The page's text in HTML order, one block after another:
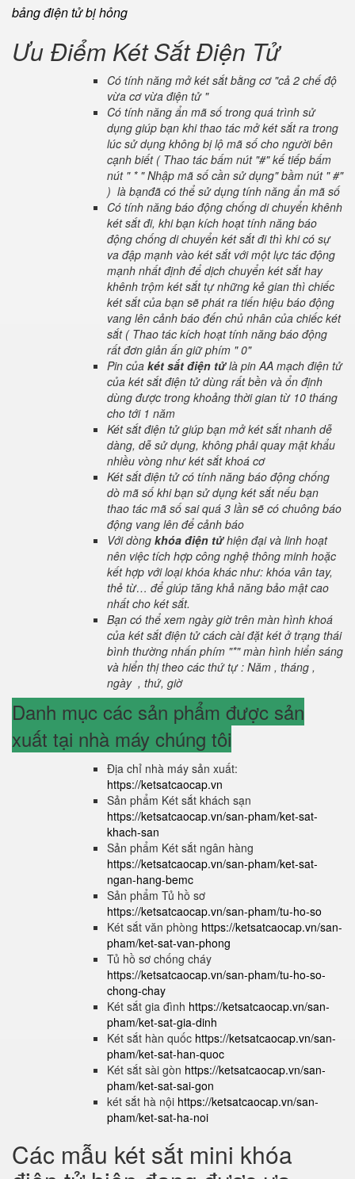
bảng điện tử bị hỏng
Ưu Điểm Két Sắt Điện Tử
Có tính năng mở két sắt bằng cơ "cả 2 chế độ
vừa cơ vừa điện tử "
Có tính năng ẩn mã số trong quá trình sử
dụng giúp bạn khi thao tác mở két sắt ra trong
lúc sử dụng không bị lộ mã số cho người bên
cạnh biết ( Thao tác bấm nút "#" kế tiếp bấm
nút " * " Nhập mã số cần sử dụng" bầm nút " #"
) là bạnđã có thể sử dụng tính năng ẩn mã số
Có tính năng báo động chống di chuyển khênh
két sắt đi, khi bạn kích hoạt tính năng báo
động chống di chuyển két sắt đi thì khi có sự
va đập mạnh vào két sắt với một lực tác động
mạnh nhất định để dịch chuyển két sắt hay
khênh trộm két sắt tự những kẻ gian thì chiếc
két sắt của bạn sẽ phát ra tiến hiệu báo động
vang lên cảnh báo đến chủ nhân của chiếc két
sắt ( Thao tác kích hoạt tính năng báo động
rất đơn giản ấn giữ phím " 0"
Pin của két sắt điện tửlà pin AA mạch điện tử
của két sắt điện tử dùng rất bền và ổn định
dùng được trong khoảng thời gian từ 10 tháng
cho tới 1 năm
Két sắt điện tử giúp bạn mở két sắt nhanh dễ
dàng, dễ sử dụng, không phải quay mật khẩu
nhiều vòng như két sắt khoá cơ
Két sắt điện tử có tính năng báo động chống
dò mã số khi bạn sử dụng két sắt nếu bạn
thao tác mã số sai quá 3 lần sẽ có chuông báo
động vang lên để cảnh báo
Với dòng khóa điện tửhiện đại và linh hoạt
nên việc tích hợp công nghệ thông minh hoặc
kết hợp với loại khóa khác như: khóa vân tay,
thẻ từ… để giúp tăng khả năng bảo mật cao
nhất cho két sắt.
Bạn có thể xem ngày giờ trên màn hình khoá
của két sắt điện tử cách cài đặt két ở trạng thái
bình thường nhấn phím "*" màn hình hiển sáng
và hiển thị theo các thứ tự : Năm , tháng ,
ngày , thứ, giờ
Danh mục các sản phẩm được sản
xuất tại nhà máy chúng tôi
Địa chỉ nhà máy sản xuất:
https://ketsatcaocap.vn
Sản phẩm Két sắt khách sạn
https://ketsatcaocap.vn/san-pham/ket-sat-
khach-san
Sản phẩm Két sắt ngân hàng
https://ketsatcaocap.vn/san-pham/ket-sat-
ngan-hang-bemc
Sản phẩm Tủ hồ sơ
https://ketsatcaocap.vn/san-pham/tu-ho-so
Két sắt văn phòng https://ketsatcaocap.vn/san-
pham/ket-sat-van-phong
Tủ hồ sơ chống cháy
https://ketsatcaocap.vn/san-pham/tu-ho-so-
chong-chay
Két sắt gia đình https://ketsatcaocap.vn/san-
pham/ket-sat-gia-dinh
Két sắt hàn quốc https://ketsatcaocap.vn/san-
pham/ket-sat-han-quoc
Két sắt sài gòn https://ketsatcaocap.vn/san-
pham/ket-sat-sai-gon
két sắt hà nội https://ketsatcaocap.vn/san-
pham/ket-sat-ha-noi
Các mẫu két sắt mini khóa